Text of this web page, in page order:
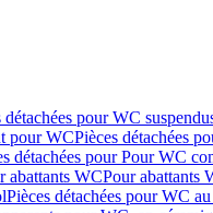
détachées pour WC
pour WCPièces détachées
détachées pour Pour WC
abattants WCPour abattants
Pièces détachées pour WC